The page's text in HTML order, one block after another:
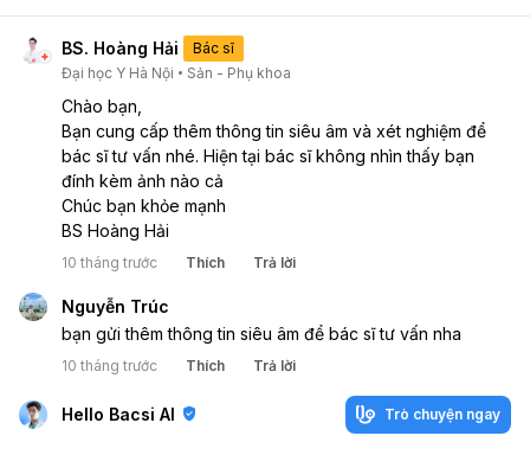
BS. Hoàng Hải
Bác sĩ
Đại học Y Hà Nội
Sản - Phụ khoa
Chào bạn,
Bạn cung cấp thêm thông tin siêu âm và xét nghiệm để
bác sĩ tư vấn nhé. Hiện tại bác sĩ không nhìn thấy bạn
đính kèm ảnh nào cả
Chúc bạn khỏe mạnh
BS Hoàng Hải
10 tháng trước Thích Trả lời
Nguyễn Trúc
bạn gửi thêm thông tin siêu âm để bác sĩ tư vấn nha
10 tháng trước Thích Trả lời
Hello Bacsi AI Trò chuyện ngay